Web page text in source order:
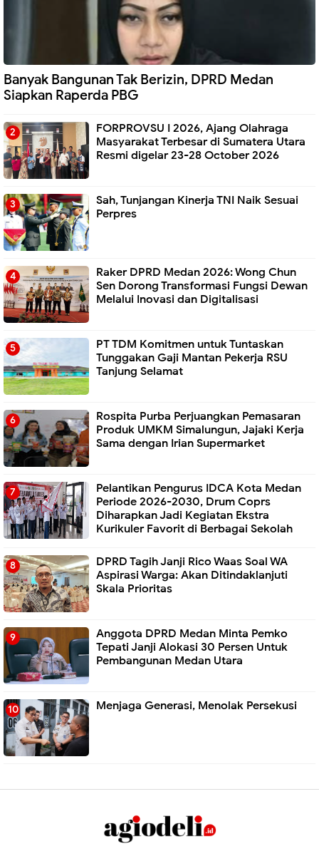
Banyak Bangunan Tak Berizin, DPRD Medan
Siapkan Raperda PBG
FORPROVSU I 2026, Ajang Olahraga
Masyarakat Terbesar di Sumatera Utara
Resmi digelar 23-28 October 2026
Sah, Tunjangan Kinerja TNI Naik Sesuai
Perpres
Raker DPRD Medan 2026: Wong Chun
Sen Dorong Transformasi Fungsi Dewan
Melalui Inovasi dan Digitalisasi
PT TDM Komitmen untuk Tuntaskan
Tunggakan Gaji Mantan Pekerja RSU
Tanjung Selamat
Rospita Purba Perjuangkan Pemasaran
Produk UMKM Simalungun, Jajaki Kerja
Sama dengan Irian Supermarket
Pelantikan Pengurus IDCA Kota Medan
Periode 2026-2030, Drum Coprs
Diharapkan Jadi Kegiatan Ekstra
Kurikuler Favorit di Berbagai Sekolah
DPRD Tagih Janji Rico Waas Soal WA
Aspirasi Warga: Akan Ditindaklanjuti
Skala Prioritas
Anggota DPRD Medan Minta Pemko
Tepati Janji Alokasi 30 Persen Untuk
Pembangunan Medan Utara
Menjaga Generasi, Menolak Persekusi